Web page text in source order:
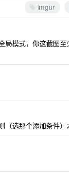
imgur
模式，你这截图
选那个添加条件）